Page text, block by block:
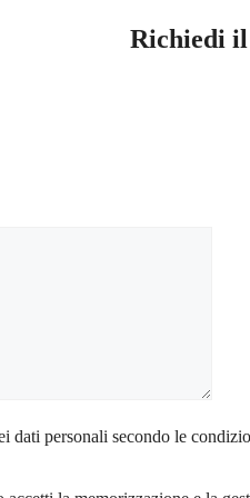
Richiedi
dati personali secondo le